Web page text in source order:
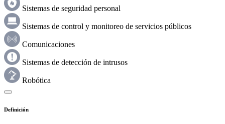
Sistemas de seguridad personal
Sistemas de control y monitoreo de servicios públicos
Comunicaciones
Sistemas de detección de intrusos
Robótica
Definición